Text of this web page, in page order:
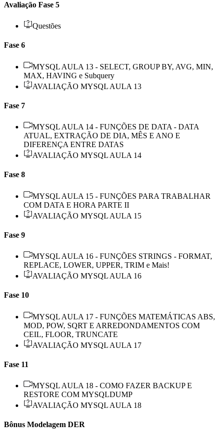
Avaliação Fase 5
Questões
Fase 6
MYSQL AULA 13 - SELECT, GROUP BY, AVG, MIN,
MAX, HAVING e Subquery
AVALIAÇÃO MYSQL AULA 13
Fase 7
MYSQL AULA 14 - FUNÇÕES DE DATA - DATA
ATUAL, EXTRAÇÃO DE DIA, MÊS E ANO E
DIFERENÇA ENTRE DATAS
AVALIAÇÃO MYSQL AULA 14
Fase 8
MYSQL AULA 15 - FUNÇÕES PARA TRABALHAR
COM DATA E HORA PARTE II
AVALIAÇÃO MYSQL AULA 15
Fase 9
MYSQL AULA 16 - FUNÇÕES STRINGS - FORMAT,
REPLACE, LOWER, UPPER, TRIM e Mais!
AVALIAÇÃO MYSQL AULA 16
Fase 10
MYSQL AULA 17 - FUNÇÕES MATEMÁTICAS ABS,
MOD, POW, SQRT E ARREDONDAMENTOS COM
CEIL, FLOOR, TRUNCATE
AVALIAÇÃO MYSQL AULA 17
Fase 11
MYSQL AULA 18 - COMO FAZER BACKUP E
RESTORE COM MYSQLDUMP
AVALIAÇÃO MYSQL AULA 18
Bônus Modelagem DER